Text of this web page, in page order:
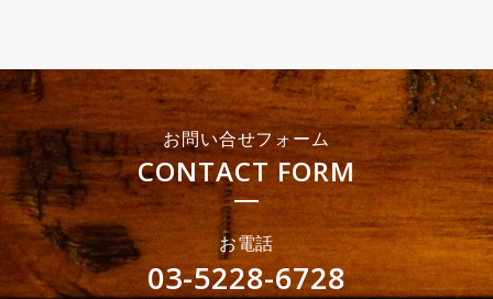
お問い合せフォーム
CONTACT FORM
お電話
03-5228-6728